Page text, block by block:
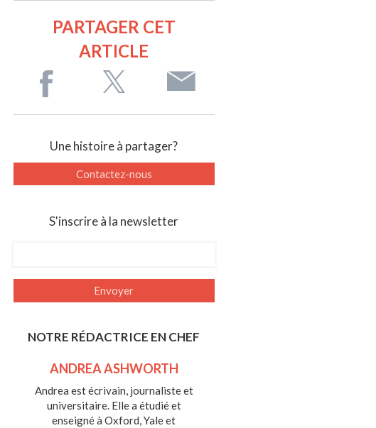
PARTAGER CET
ARTICLE
Une histoire à partager?
Contactez-nous
S'inscrire à la newsletter
NOTRE RÉDACTRICE EN CHEF
ANDREA ASHWORTH
Andrea est écrivain, journaliste et
universitaire. Elle a étudié et
enseigné à Oxford, Yale et